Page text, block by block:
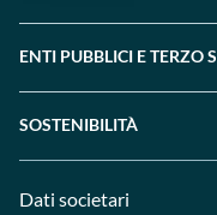
ENTI PUBBLICI E TERZO
SOSTENIBILITÀ
Dati societari